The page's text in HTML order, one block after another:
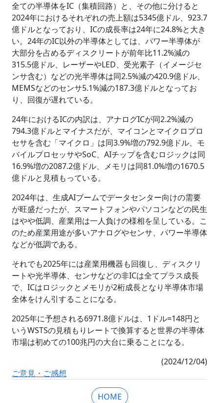
全ての半導体をIC（集積回路）と、その他に分けると
2024年におけるそれぞれの売上額は5345億ドル、923.7
億ドルとなっており、ICの成長率は24年に24.8%と大き
い。24年のIC以外の半導体としては、パワー半導体が
大部分を占めるディスクリートが前年比11.2%減の
315.5億ドル、レーザーやLED、受光素子（イメージセ
ンサ含む）などの光半導体は同2.5%減の420.9億ドル、
MEMSなどのセンサ5.1%減の187.3億ドルとなってお
り、回復が遅れている。
24年におけるICの内訳は、アナログICが同2.2%減の
794.3億ドルとマイナスだが、マイコンとマイクロプロ
セサを含む「マイクロ」は同3.9%増の792.9億ドル、モ
バイルプロセッサやSoC、AIチップを含むロジックは同
16.9%増の2087.2億ドル、メモリは同81.0%増の1670.5
億ドルと見積もっている。
2024年は、生成AIブームでデータセンター向けの需要
が旺盛だったが、スマートフォンやパソコンなどの民生
はやや低調、産業用は一人負けの様相を呈している。こ
のため産業用途が多いアナログやセンサ、パワー半導体
などが低調である。
それでも2025年には産業用機器も回復し、ディスクリ
ートや光半導体、センサなどの非ICは全てプラス成長
で、ICはロジックとメモリが2桁成長となり半導体市場
全体をけん引することになる。
2025年に予想される6971.8億ドルは、1ドル=148円と
いうWSTSの見積もりレートで換算すると世界の半導体
市場は初めての100兆円の大台に乗ることになる。
(2024/12/04)
ご意見・ご感想
HOME